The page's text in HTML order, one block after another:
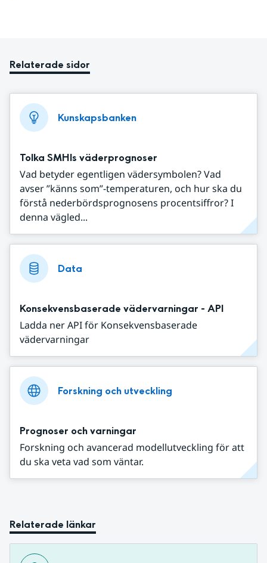
Relaterade sidor
Kunskapsbanken
Tolka SMHIs väderprognoser
Vad betyder egentligen vädersymbolen? Vad
avser ”känns som”-temperaturen, och hur ska du
förstå nederbördsprognosens procentsiffror? I
denna vägled...
Data
Konsekvensbaserade vädervarningar - API
Ladda ner API för Konsekvensbaserade
vädervarningar
Forskning och utveckling
Prognoser och varningar
Forskning och avancerad modellutveckling för att
du ska veta vad som väntar.
Relaterade länkar